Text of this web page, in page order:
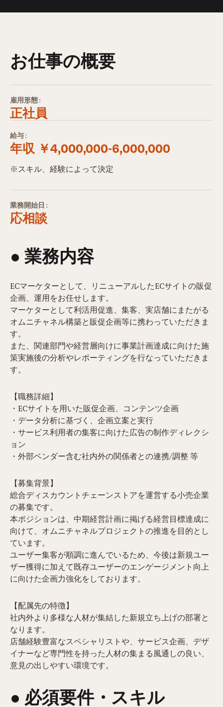
お仕事の概要
雇用形態:
正社員
給与:
年収 ￥4,000,000-6,000,000
※スキル、経験によって決定
業務開始日:
応相談
● 業務内容​
ECマーケターとして、リニューアルしたECサイトの販促
企画、運用をお任せします。
マーケターとして利活用促進、集客、実店舗にまたがる
オムニチャネル構築と販促企画等に携わっていただきま
す。
また、関連部門や経営層向けに事業計画達成に向けた施
策実施後の分析やレポーティングを行なっていただきま
す。
【職務詳細】
・ECサイトを用いた販促企画、コンテンツ企画
・データ分析に基づく、企画立案と実行
・サービス利用者の集客に向けた広告の制作ディレクシ
ョン
・外部ベンダー含む社内外の関係者との連携/調整 等
【募集背景】
総合ディスカウントチェーンストアを運営する小売企業
の募集です。
本ポジションは、中期経営計画に掲げる経営目標達成に
向けて、オムニチャネルプロジェクトの推進を目的とし
ています。
ユーザー集客が順調に進んでいるため、今後は新規ユー
ザー獲得に加えて既存ユーザーのエンゲージメント向上
に向けた企画力強化をしております。
【配属先の特徴】
社内外より多様な人材が集結した新規立ち上げの部署と
なります。
店舗経験豊富なスペシャリストや、サービス企画、デザ
イナーなど専門性を持った人材の集まる風通しの良い、
意見の出しやすい環境です。
● 必須要件・スキル